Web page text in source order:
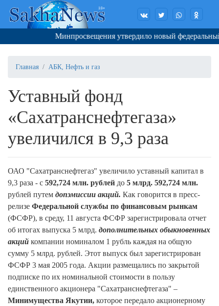
Минпросвещения утвердило новый федеральный
Главная АБК, Нефть и газ
Уставный фонд
«Сахатранснефтегаза»
увеличился в 9,3 раза
ОАО "Сахатранснефтегаз" увеличило уставный капитал в
9,3 раза - с 592,724 млн. рублей до 5 млрд. 592,724 млн.
рублей путем допэмиссии акций. Как говорится в пресс-
релизе Федеральной службы по финансовым рынкам
(ФСФР), в среду, 11 августа ФСФР зарегистрировала отчет
об итогах выпуска 5 млрд. дополнительных обыкновенных
акций компании номиналом 1 рубль каждая на общую
сумму 5 млрд. рублей. Этот выпуск был зарегистрирован
ФСФР 3 мая 2005 года. Акции размещались по закрытой
подписке по их номинальной стоимости в пользу
единственного акционера "Сахатранснефтегаза" –
Минимущества Якутии, которое передало акционерному